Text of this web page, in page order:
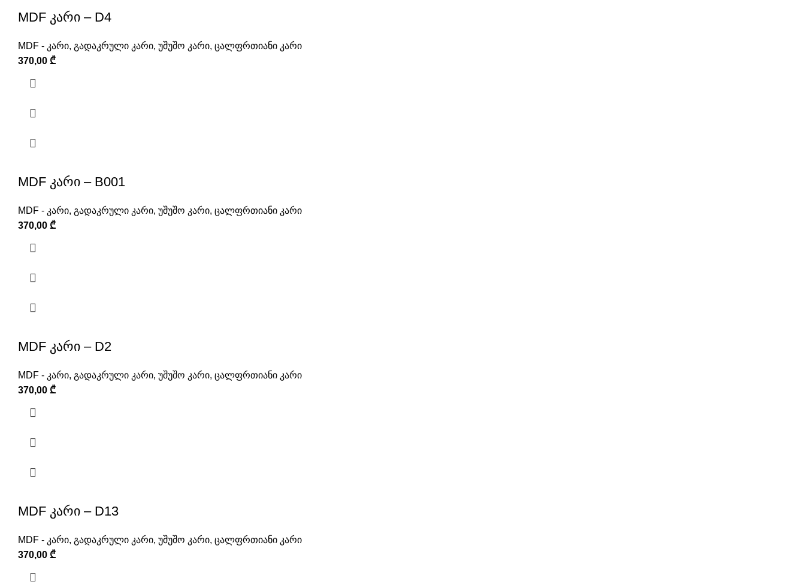
MDF კარი – D4
MDF - კარი, გადაკრული კარი, უშუშო კარი, ცალფრთიანი კარი
370,00 ₾
MDF კარი – B001
MDF - კარი, გადაკრული კარი, უშუშო კარი, ცალფრთიანი კარი
370,00 ₾
MDF კარი – D2
MDF - კარი, გადაკრული კარი, უშუშო კარი, ცალფრთიანი კარი
370,00 ₾
MDF კარი – D13
MDF - კარი, გადაკრული კარი, უშუშო კარი, ცალფრთიანი კარი
370,00 ₾